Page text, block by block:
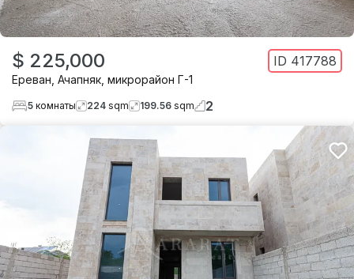
$ 225,000 ID 417788
Ереван Ачапняк микрорайон Г-1
5 комнаты 224 sqm 199.56 sqm 2